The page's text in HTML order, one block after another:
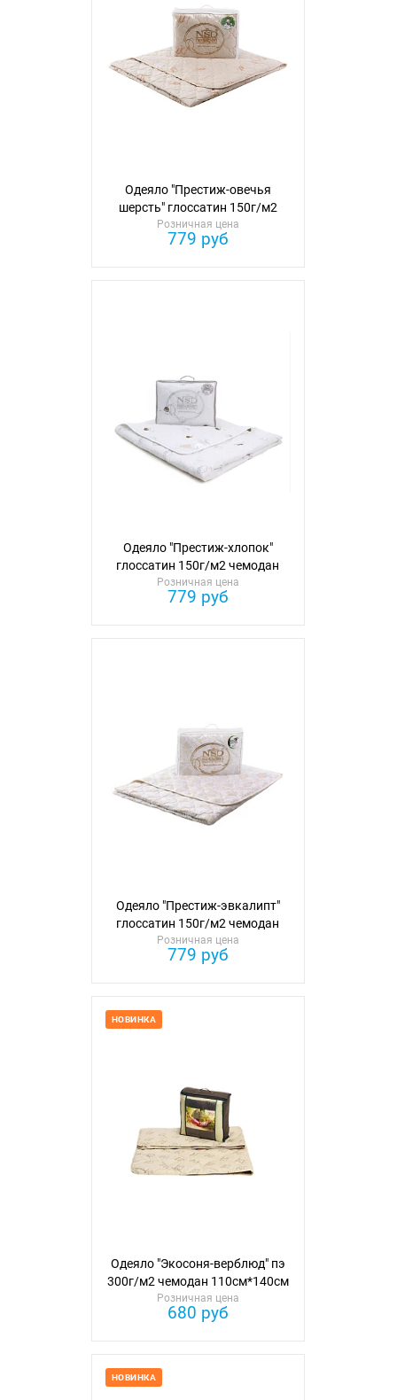
Одеяло "Престиж-овечья
шерсть" глоссатин 150г/м2
чемодан 110см*140см
Розничная цена
779 руб
Одеяло "Престиж-хлопок"
глоссатин 150г/м2 чемодан
110см*140см
Розничная цена
779 руб
Одеяло "Престиж-эвкалипт"
глоссатин 150г/м2 чемодан
110см*140см
Розничная цена
779 руб
НОВИНКА
Одеяло "Экосоня-верблюд" пэ
300г/м2 чемодан 110см*140см
Розничная цена
680 руб
НОВИНКА